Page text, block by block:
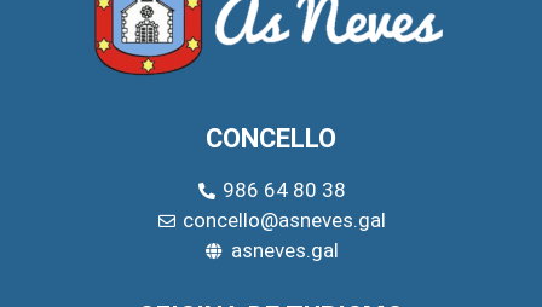
CONCELLO
986 64 80 38
concello@asneves.gal
asneves.gal